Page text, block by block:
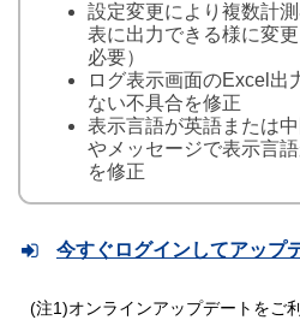
設定変更により複数計
表に出力できる様に変
必要）
ログ表示画面のExcel出
ない不具合を修正
表示言語が英語または
やメッセージで表示言
を修正
今すぐログインしてアップ
(注1)オンラインアップデートをご